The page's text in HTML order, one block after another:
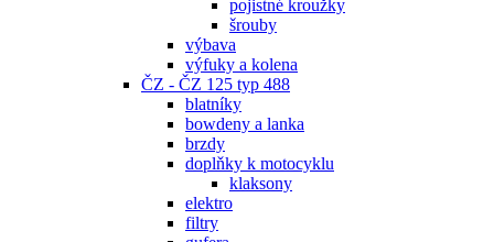
pojistné kroužky
šrouby
výbava
výfuky a kolena
ČZ - ČZ 125 typ 488
blatníky
bowdeny a lanka
brzdy
doplňky k motocyklu
klaksony
elektro
filtry